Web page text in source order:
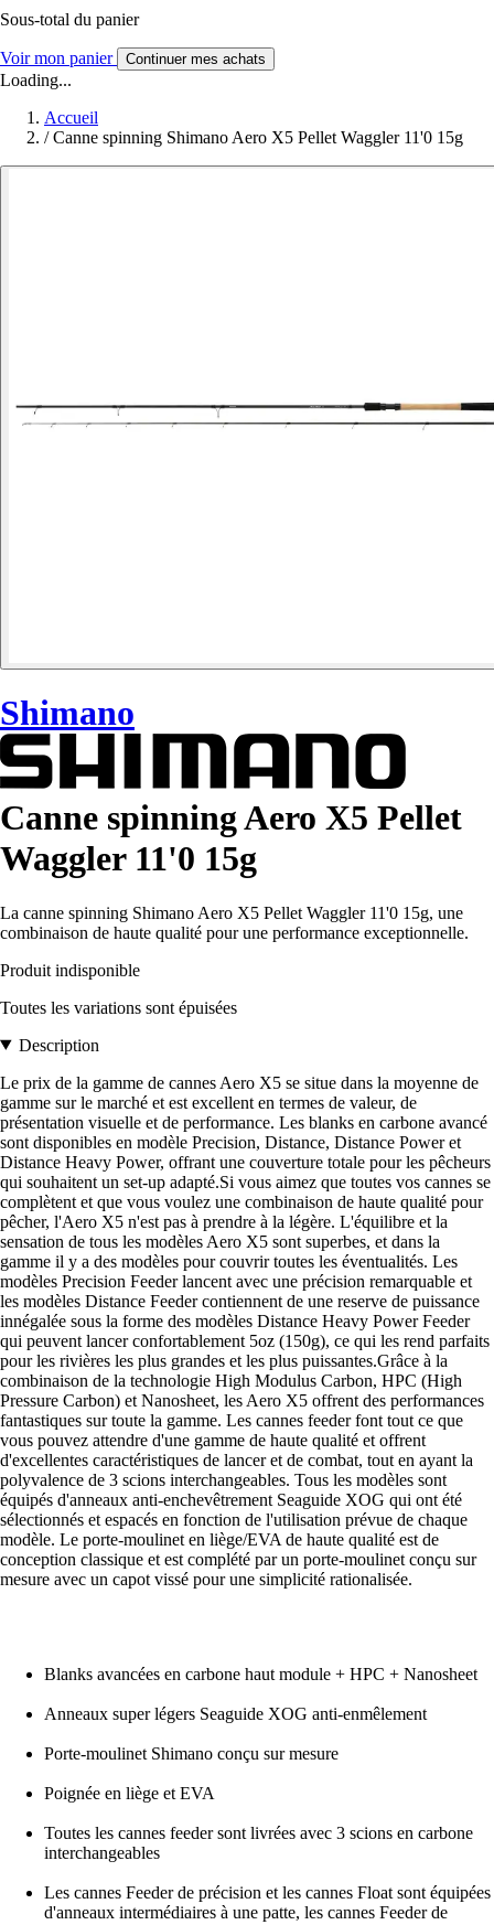
Sous-total du panier
Voir mon panier Continuer mes achats
Loading...
Accueil
/ Canne spinning Shimano Aero X5 Pellet Waggler 11'0 15g
Shimano
Canne spinning Aero X5 Pellet
Waggler 11'0 15g
La canne spinning Shimano Aero X5 Pellet Waggler 11'0 15g, une
combinaison de haute qualité pour une performance exceptionnelle.
Produit indisponible
Toutes les variations sont épuisées
Description
Le prix de la gamme de cannes Aero X5 se situe dans la moyenne de
gamme sur le marché et est excellent en termes de valeur, de
présentation visuelle et de performance. Les blanks en carbone avancé
sont disponibles en modèle Precision, Distance, Distance Power et
Distance Heavy Power, offrant une couverture totale pour les pêcheurs
qui souhaitent un set-up adapté.Si vous aimez que toutes vos cannes se
complètent et que vous voulez une combinaison de haute qualité pour
pêcher, l'Aero X5 n'est pas à prendre à la légère. L'équilibre et la
sensation de tous les modèles Aero X5 sont superbes, et dans la
gamme il y a des modèles pour couvrir toutes les éventualités. Les
modèles Precision Feeder lancent avec une précision remarquable et
les modèles Distance Feeder contiennent de une reserve de puissance
innégalée sous la forme des modèles Distance Heavy Power Feeder
qui peuvent lancer confortablement 5oz (150g), ce qui les rend parfaits
pour les rivières les plus grandes et les plus puissantes.Grâce à la
combinaison de la technologie High Modulus Carbon, HPC (High
Pressure Carbon) et Nanosheet, les Aero X5 offrent des performances
fantastiques sur toute la gamme. Les cannes feeder font tout ce que
vous pouvez attendre d'une gamme de haute qualité et offrent
d'excellentes caractéristiques de lancer et de combat, tout en ayant la
polyvalence de 3 scions interchangeables. Tous les modèles sont
équipés d'anneaux anti-enchevêtrement Seaguide XOG qui ont été
sélectionnés et espacés en fonction de l'utilisation prévue de chaque
modèle. Le porte-moulinet en liège/EVA de haute qualité est de
conception classique et est complété par un porte-moulinet conçu sur
mesure avec un capot vissé pour une simplicité rationalisée.
Blanks avancées en carbone haut module + HPC + Nanosheet
Anneaux super légers Seaguide XOG anti-enmêlement
Porte-moulinet Shimano conçu sur mesure
Poignée en liège et EVA
Toutes les cannes feeder sont livrées avec 3 scions en carbone
interchangeables
Les cannes Feeder de précision et les cannes Float sont équipées
d'anneaux intermédiaires à une patte, les cannes Feeder de